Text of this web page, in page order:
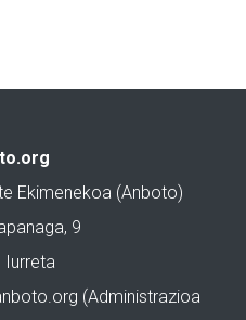
Ekimenekoa (Anboto)
9
Iurreta
(Administrazioa